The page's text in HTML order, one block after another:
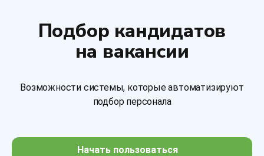
Подбор кандидатов
на вакансии
Возможности системы, которые автоматизируют
подбор персонала
Начать пользоваться